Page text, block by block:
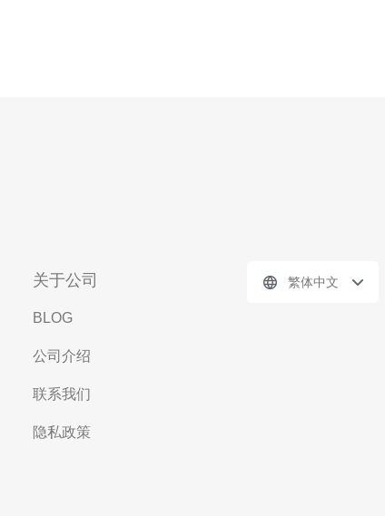
关于公司
BLOG
公司介绍
联系我们
隐私政策
繁体中文